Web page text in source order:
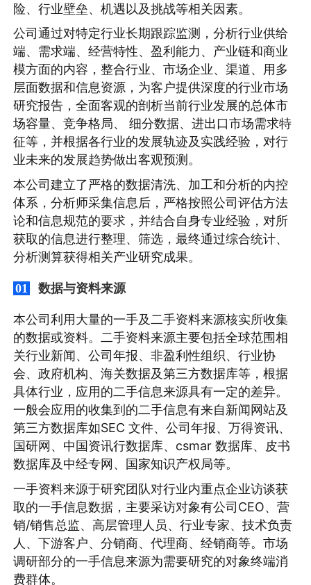
险、行业壁垒、机遇以及挑战等相关因素。
公司通过对特定行业长期跟踪监测，分析行业供给
端、需求端、经营特性、盈利能力、产业链和商业
模方面的内容，整合行业、市场企业、渠道、用多
层面数据和信息资源，为客户提供深度的行业市场
研究报告，全面客观的剖析当前行业发展的总体市
场容量、竞争格局、 细分数据、进出口市场需求特
征等，并根据各行业的发展轨迹及实践经验，对行
业未来的发展趋势做出客观预测。
本公司建立了严格的数据清洗、加工和分析的内控
体系，分析师采集信息后，严格按照公司评估方法
论和信息规范的要求，并结合自身专业经验，对所
获取的信息进行整理、筛选，最终通过综合统计、
分析测算获得相关产业研究成果。
01 数据与资料来源
本公司利用大量的一手及二手资料来源核实所收集
的数据或资料。二手资料来源主要包括全球范围相
关行业新闻、公司年报、非盈利性组织、行业协
会、政府机构、海关数据及第三方数据库等，根据
具体行业，应用的二手信息来源具有一定的差异。
一般会应用的收集到的二手信息有来自新闻网站及
第三方数据库如SEC 文件、公司年报、万得资讯、
国研网、中国资讯行数据库、csmar 数据库、皮书
数据库及中经专网、国家知识产权局等。
一手资料来源于研究团队对行业内重点企业访谈获
取的一手信息数据，主要采访对象有公司CEO、营
销/销售总监、高层管理人员、行业专家、技术负责
人、下游客户、分销商、代理商、经销商等。市场
调研部分的一手信息来源为需要研究的对象终端消
费群体。